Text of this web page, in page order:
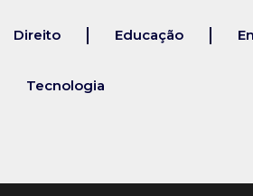
Direito Educação
Tecnologia